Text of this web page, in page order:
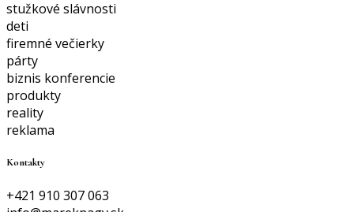
stužkové slávnosti
deti
firemné večierky
párty
biznis konferencie
produkty
reality
reklama
Kontakty
+421 910 307 063